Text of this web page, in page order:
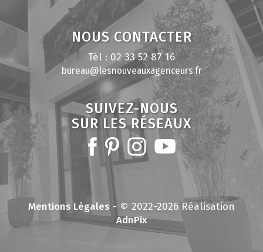
NOUS CONTACTER
Tél : 02 33 52 87 16
bureau@lesnouveauxagenceurs.fr
SUIVEZ-NOUS
SUR LES RÉSEAUX
Mentions Légales - © 2022-2026 Réalisation
AdnPix